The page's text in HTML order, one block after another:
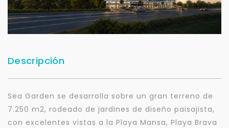
Descripción
Sea Garden se desarrolla sobre un gran terreno de
7.250 m2, rodeado de jardines de diseño paisajista,
con excelentes vistas a la Playa Mansa, Playa Brava